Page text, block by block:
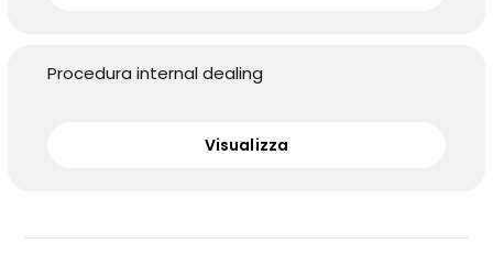
Procedura internal dealing
Visualizza